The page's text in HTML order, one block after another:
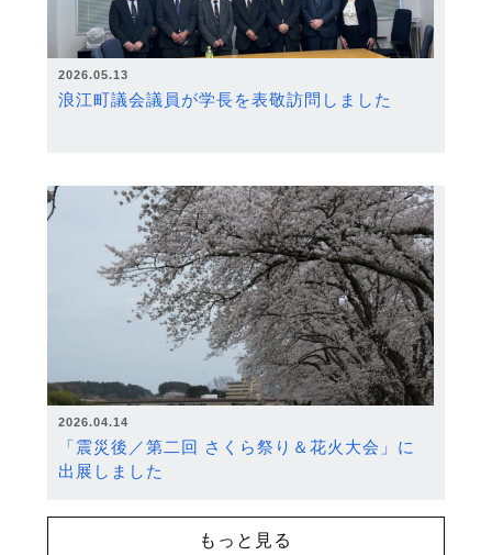
2026.05.13
浪江町議会議員が学長を表敬訪問しました
2026.04.14
「震災後／第二回 さくら祭り＆花火大会」に
出展しました
もっと見る